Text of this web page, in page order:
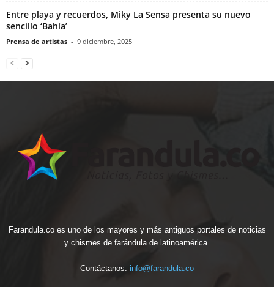
Entre playa y recuerdos, Miky La Sensa presenta su nuevo
sencillo ‘Bahía’
Prensa de artistas - 9 diciembre, 2025
Farandula.co es uno de los mayores y más antiguos portales de noticias
y chismes de farándula de latinoamérica.
Contáctanos: info@farandula.co